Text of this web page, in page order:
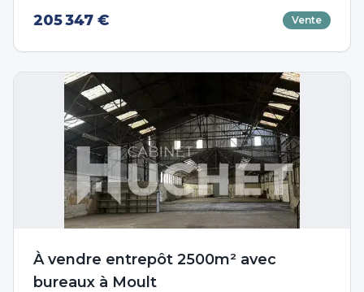
205 347 € Vente
À vendre entrepôt 2500m² avec
bureaux à Moult